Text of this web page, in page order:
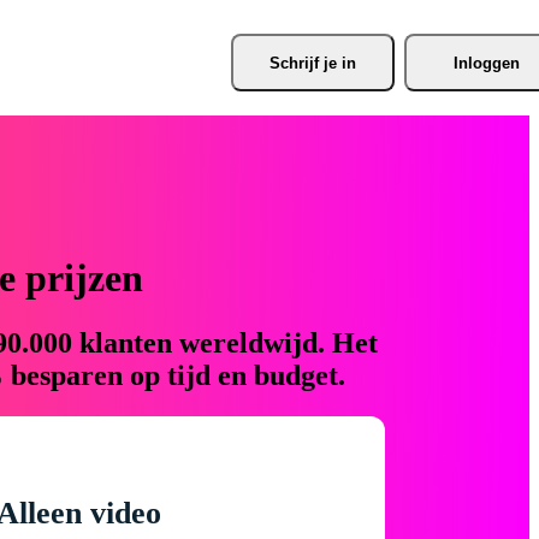
Schrijf je in Inloggen
prijzen
klanten wereldwijd. Het
op tijd en budget.
video